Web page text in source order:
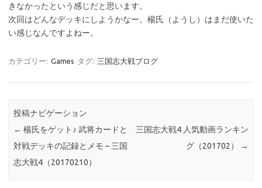
きなかったという感じだと思います。
次回はどんなデッキにしようかなー。楊氏（ようし）はまだ使いた
い感じなんですよねー。
カテゴリー: Games タグ: 三国志大戦ブログ
投稿ナビゲーション
← 楊氏をゲット♪ 武将カードと
対戦デッキの記録とメモ – 三国
志大戦4（20170210）
三国志大戦4 人気動画ランキン
グ（201702）
→